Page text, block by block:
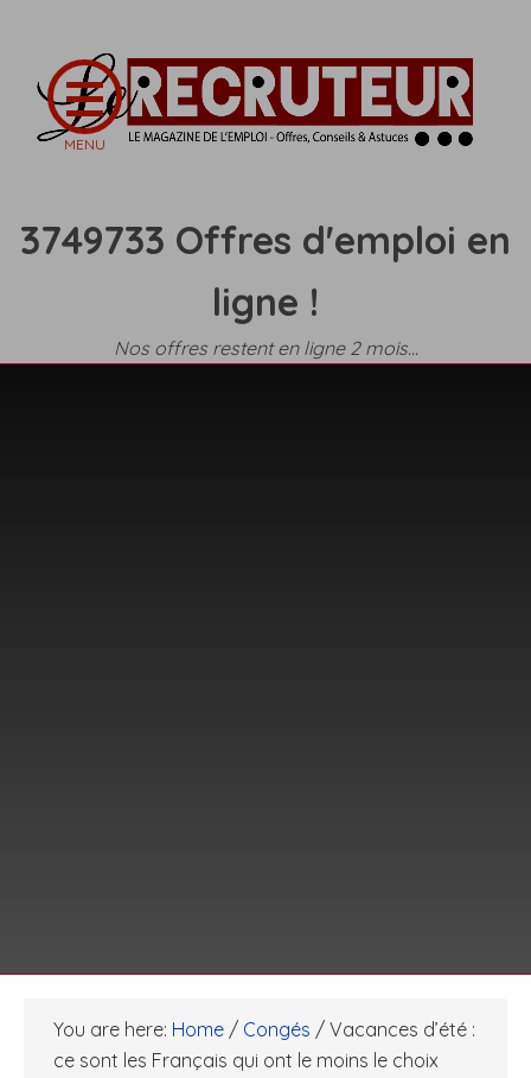
3749733 Offres d'emploi en
ligne !
Nos offres restent en ligne 2 mois...
You are here: Home / Congés / Vacances d’été :
ce sont les Français qui ont le moins le choix